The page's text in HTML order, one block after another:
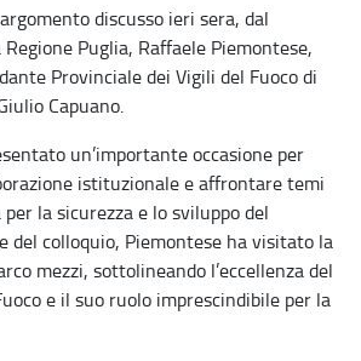
discusso ieri sera, dal
Puglia, Raffaele Piemontese,
Provinciale dei Vigili del Fuoco di
Capuano.
un’importante occasione per
istituzionale e affrontare temi
la sicurezza e lo sviluppo del
colloquio, Piemontese ha visitato la
mezzi, sottolineando l’eccellenza del
e il suo ruolo imprescindibile per la